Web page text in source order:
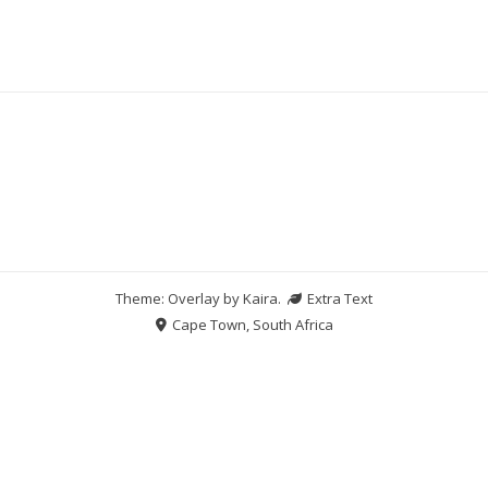
Theme: Overlay byKaira.
Extra Text
Cape Town, South Africa